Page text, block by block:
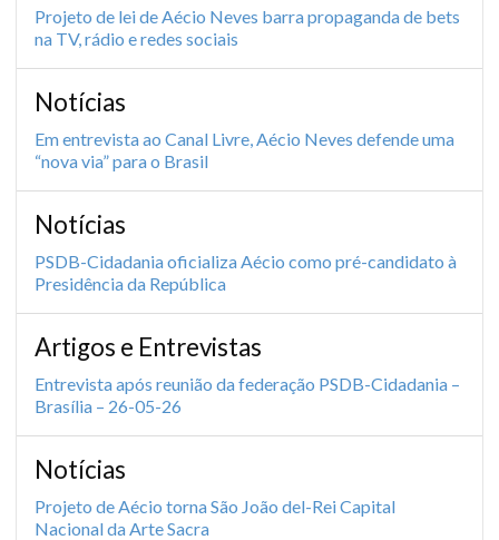
Projeto de lei de Aécio Neves barra propaganda de bets
na TV, rádio e redes sociais
Notícias
Em entrevista ao Canal Livre, Aécio Neves defende uma
“nova via” para o Brasil
Notícias
PSDB-Cidadania oficializa Aécio como pré-candidato à
Presidência da República
Artigos e Entrevistas
Entrevista após reunião da federação PSDB-Cidadania –
Brasília – 26-05-26
Notícias
Projeto de Aécio torna São João del-Rei Capital
Nacional da Arte Sacra